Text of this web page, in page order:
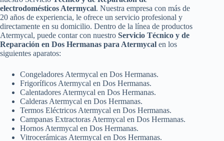
electrodomésticos Atermycal. Nuestra empresa con más de
20 años de experiencia, le ofrece un servicio profesional y
directamente en su domicilio. Dentro de la línea de productos
Atermycal, puede contar con nuestro Servicio Técnico y de
Reparación en Dos Hermanas para Atermycal en los
siguientes aparatos:
Congeladores Atermycal en Dos Hermanas.
Frigoríficos Atermycal en Dos Hermanas.
Calentadores Atermycal en Dos Hermanas.
Calderas Atermycal en Dos Hermanas.
Termos Eléctricos Atermycal en Dos Hermanas.
Campanas Extractoras Atermycal en Dos Hermanas.
Hornos Atermycal en Dos Hermanas.
Vitrocerámicas Atermycal en Dos Hermanas.